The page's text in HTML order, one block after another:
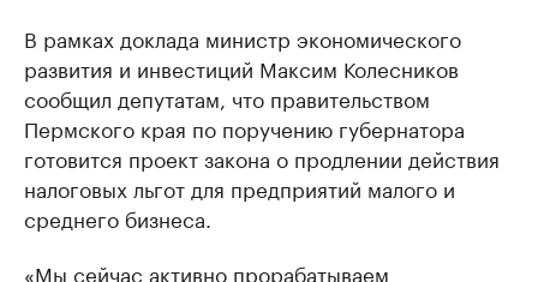
В рамках доклада министр экономического
развития и инвестиций Максим Колесников
сообщил депутатам, что правительством
Пермского края по поручению губернатора
готовится проект закона о продлении действия
налоговых льгот для предприятий малого и
среднего бизнеса.
«Мы сейчас активно прорабатываем